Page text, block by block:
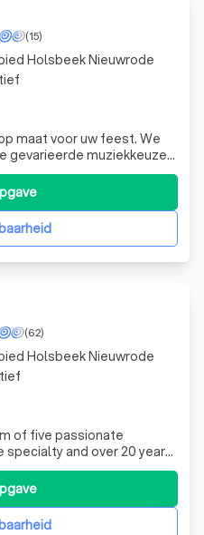
(15)
maat voor uw feest. We
gevarieerde muziekkeuze
voor een betaalbare
leggen onze
verloopt zoals u het in
Holsbeek Nieuwrode
(62)
of five passionate
specialty and over 20 years
not just DJs; we are
We cater to a
gatherings and
Holsbeek Nieuwrode